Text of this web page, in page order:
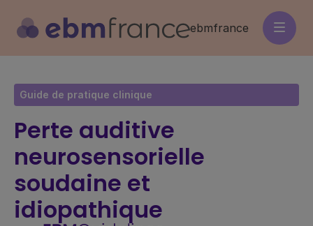
contenu
principal
ebmfrance
Guide de pratique clinique
Perte auditive
neurosensorielle
soudaine et
idiopathique